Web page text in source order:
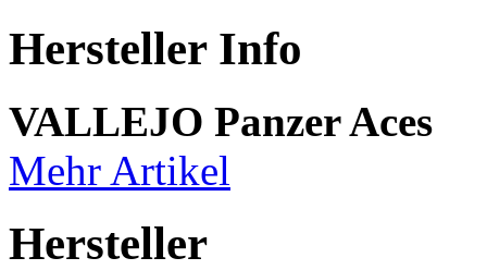
Hersteller Info
VALLEJO Panzer Aces
Mehr Artikel
Hersteller